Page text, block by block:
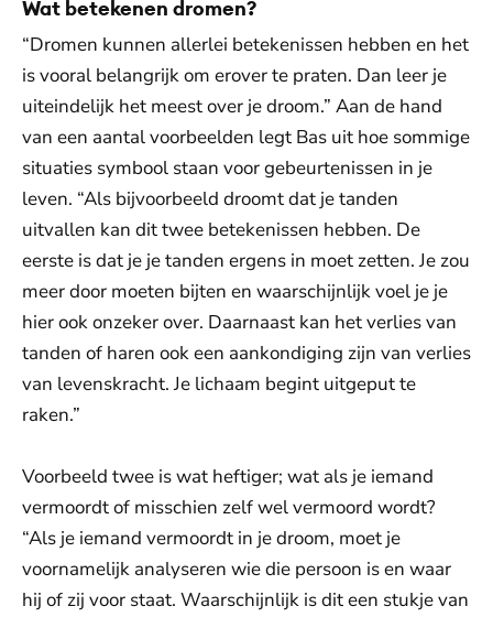
Wat betekenen dromen?
“Dromen kunnen allerlei betekenissen hebben en het
is vooral belangrijk om erover te praten. Dan leer je
uiteindelijk het meest over je droom.” Aan de hand
van een aantal voorbeelden legt Bas uit hoe sommige
situaties symbool staan voor gebeurtenissen in je
leven. “Als bijvoorbeeld droomt dat je tanden
uitvallen kan dit twee betekenissen hebben. De
eerste is dat je je tanden ergens in moet zetten. Je zou
meer door moeten bijten en waarschijnlijk voel je je
hier ook onzeker over. Daarnaast kan het verlies van
tanden of haren ook een aankondiging zijn van verlies
van levenskracht. Je lichaam begint uitgeput te
raken.”
Voorbeeld twee is wat heftiger; wat als je iemand
vermoordt of misschien zelf wel vermoord wordt?
“Als je iemand vermoordt in je droom, moet je
voornamelijk analyseren wie die persoon is en waar
hij of zij voor staat. Waarschijnlijk is dit een stukje van